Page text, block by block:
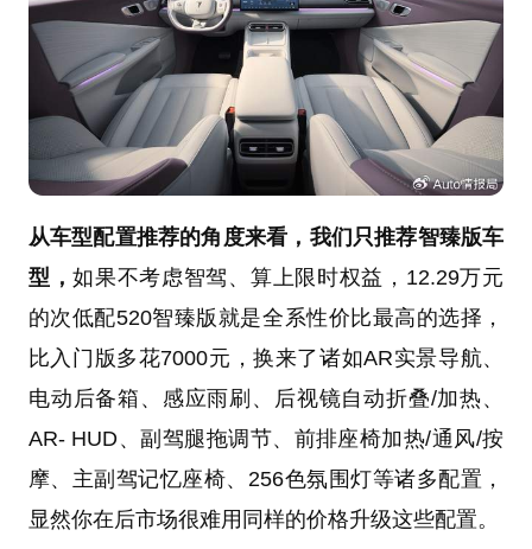
从车型配置推荐的角度来看，我们只推荐智臻版车
型，如果不考虑智驾、算上限时权益，12.29万元
的次低配520智臻版就是全系性价比最高的选择，
比入门版多花7000元，换来了诸如AR实景导航、
电动后备箱、感应雨刷、后视镜自动折叠/加热、
AR- HUD、副驾腿拖调节、前排座椅加热/通风/按
摩、主副驾记忆座椅、256色氛围灯等诸多配置，
显然你在后市场很难用同样的价格升级这些配置。